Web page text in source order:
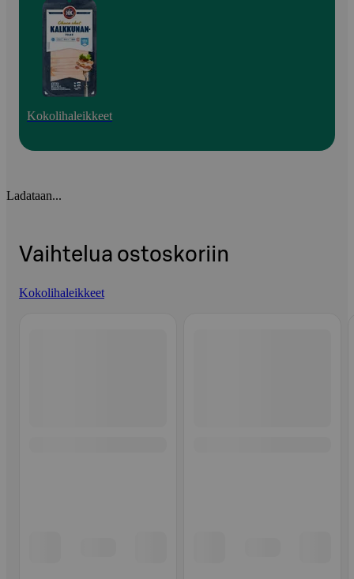
Kokolihaleikkeet
Ladataan...
Vaihtelua ostoskoriin
Kokolihaleikkeet